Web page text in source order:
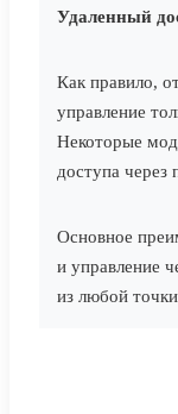
Удаленный
Как правило,
управление
Некоторые
доступа через
Основное
и управление
из любой